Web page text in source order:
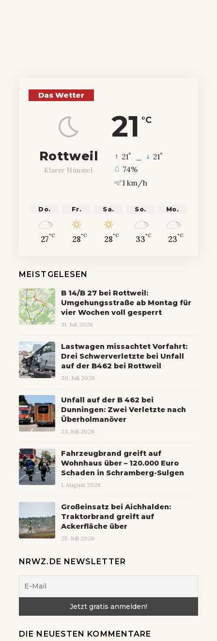
Das Wetter
21 °C
Rottweil
Klarer Himmel
21° 21°
74%
1 km/h
Do.
27°C
Fr.
28°C
Sa.
28°C
So.
33°C
Mo.
23°C
MEISTGELESEN
B 14/B 27 bei Rottweil:
Umgehungsstraße ab Montag für
vier Wochen voll gesperrt
31. Juli 2026
Lastwagen missachtet Vorfahrt:
Drei Schwerverletzte bei Unfall
auf der B462 bei Rottweil
30. Juli 2026
Unfall auf der B 462 bei
Dunningen: Zwei Verletzte nach
Überholmanöver
23. Juli 2026
Fahrzeugbrand greift auf
Wohnhaus über – 120.000 Euro
Schaden in Schramberg-Sulgen
1. August 2026
Großeinsatz bei Aichhalden:
Traktorbrand greift auf
Ackerfläche über
25. Juli 2026
NRWZ.DE NEWSLETTER
DIE NEUESTEN KOMMENTARE